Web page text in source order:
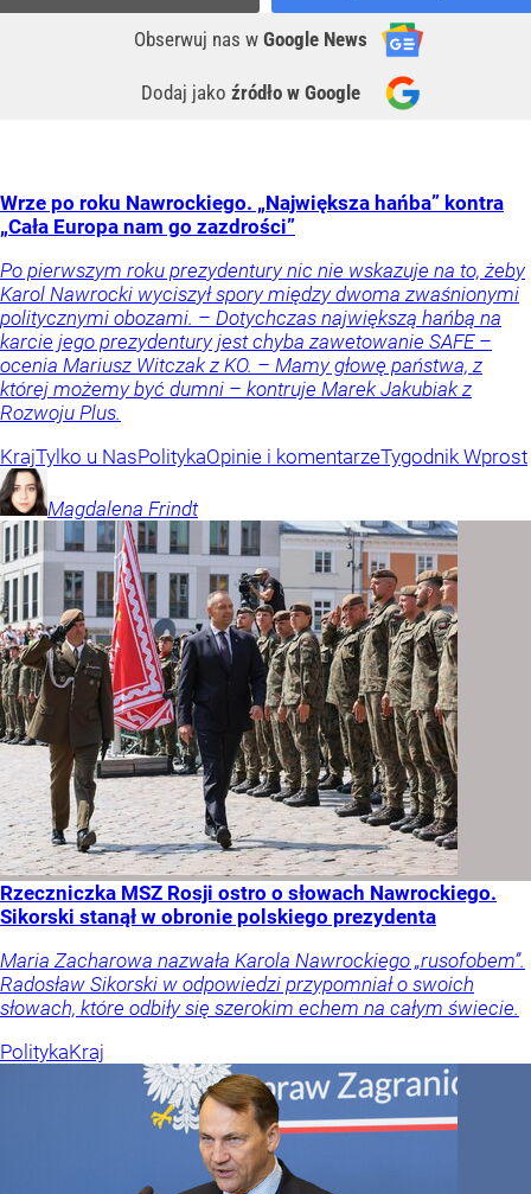
Obserwuj nas w Google News
Dodaj jako źródło w Google
Wrze po roku Nawrockiego. „Największa hańba” kontra
„Cała Europa nam go zazdrości”
Po pierwszym roku prezydentury nic nie wskazuje na to, żeby
Karol Nawrocki wyciszył spory między dwoma zwaśnionymi
politycznymi obozami. – Dotychczas największą hańbą na
karcie jego prezydentury jest chyba zawetowanie SAFE –
ocenia Mariusz Witczak z KO. – Mamy głowę państwa, z
której możemy być dumni – kontruje Marek Jakubiak z
Rozwoju Plus.
KrajTylko u NasPolitykaOpinie i komentarzeTygodnik Wprost
Magdalena Frindt
Rzeczniczka MSZ Rosji ostro o słowach Nawrockiego.
Sikorski stanął w obronie polskiego prezydenta
Maria Zacharowa nazwała Karola Nawrockiego „rusofobem”.
Radosław Sikorski w odpowiedzi przypomniał o swoich
słowach, które odbiły się szerokim echem na całym świecie.
PolitykaKraj